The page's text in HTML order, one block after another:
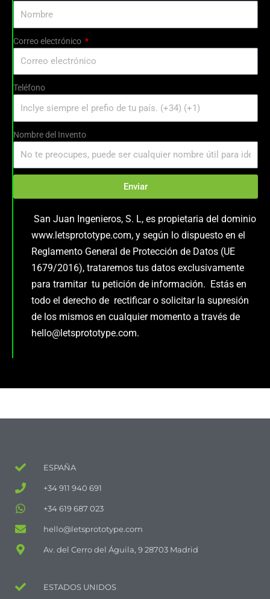
Correo electrónico
Teléfono
Nombre del Invento
Enviar
San Juan Ingenieros, S. L, es propietaria del dominio
www.letsprototype.com, y según lo dispuesto en el
Reglamento General de Protección de Datos (UE
1679/2016), trataremos tus datos exclusivamente
para tramitar tu petición de información. Estás en
todo el derecho de rectificar o solicitar la supresión
de los mismos en cualquier momento a través de
hello@letsprototype.com.
ESPAÑA
+34 911 940 691
+34 619 687 023
hello@letsprototype.com
Av. del Cerro del Águila, 9 28703 Madrid
ESTADOS UNIDOS